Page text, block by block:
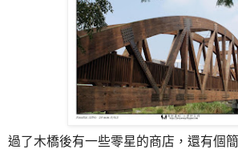
過了木橋後有一些零星的商店，還有個